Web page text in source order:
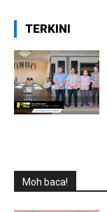
TERKINI
Moh baca!